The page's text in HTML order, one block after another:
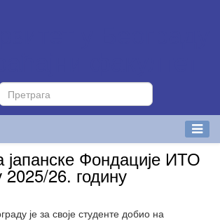
јапанске Фондације ИТО
26. годину
је за своје студенте добио на